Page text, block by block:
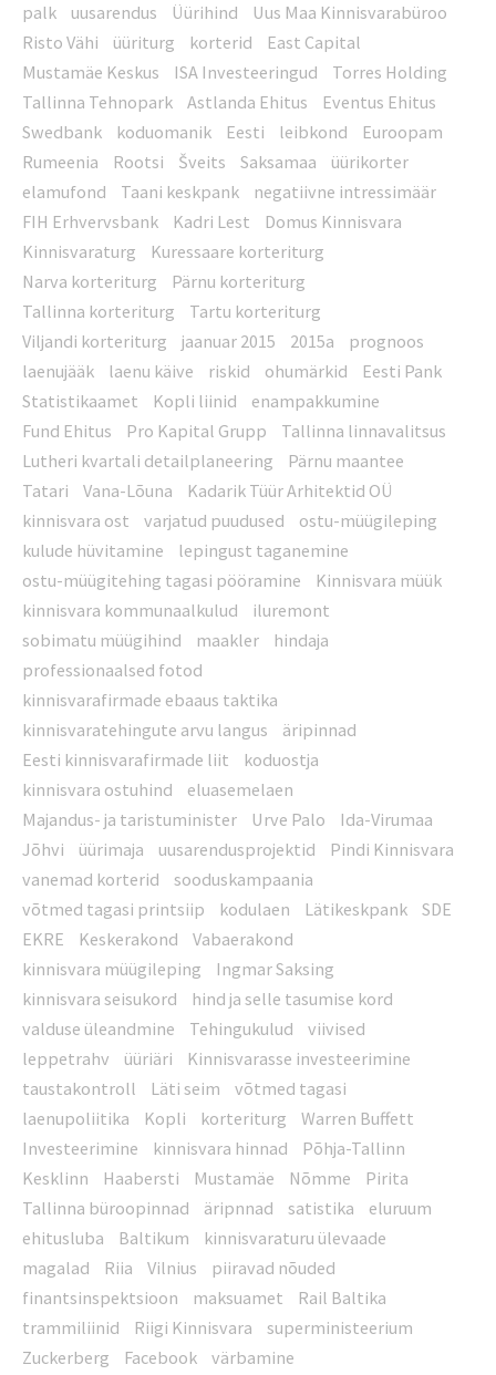
palk
uusarendus Üürihind
Uus Maa Kinnisvarabüroo
Risto Vähi
üüriturg korterid
East Capital
Mustamäe Keskus
ISA Investeeringud
Torres Holding
Tallinna Tehnopark
Astlanda Ehitus
Eventus Ehitus
Swedbank
koduomanik Eesti leibkond
Euroopam
Rumeenia
Rootsi Šveits Saksamaa
üürikorter
elamufond
Taani keskpank
negatiivne intressimäär
FIH Erhvervsbank
Kadri Lest
Domus Kinnisvara
Kinnisvaraturg
Kuressaare korteriturg
Narva korteriturg
Pärnu korteriturg
Tallinna korteriturg
Tartu korteriturg
Viljandi korteriturg
jaanuar 2015 2015a
prognoos
laenujääk
laenu käive riskid ohumärkid
Eesti Pank
Statistikaamet
Kopli liinid
enampakkumine
Fund Ehitus
Pro Kapital Grupp
Tallinna linnavalitsus
Lutheri kvartali detailplaneering
Pärnu maantee
Tatari
Vana-Lõuna
Kadarik Tüür Arhitektid OÜ
kinnisvara ost
varjatud puudused
ostu-müügileping
kulude hüvitamine
lepingust taganemine
ostu-müügitehing tagasi pööramine
Kinnisvara müük
kinnisvara kommunaalkulud
iluremont
sobimatu müügihind
maakler
hindaja
professionaalsed fotod
kinnisvarafirmade ebaaus taktika
kinnisvaratehingute arvu langus
äripinnad
Eesti kinnisvarafirmade liit
koduostja
kinnisvara ostuhind
eluasemelaen
Majandus- ja taristuminister
Urve Palo
Ida-Virumaa
Jõhvi
üürimaja uusarendusprojektid
Pindi Kinnisvara
vanemad korterid
sooduskampaania
võtmed tagasi printsiip
kodulaen Lätikeskpank
SDE
EKRE
Keskerakond
Vabaerakond
kinnisvara müügileping
Ingmar Saksing
kinnisvara seisukord
hind ja selle tasumise kord
valduse üleandmine
Tehingukulud
viivised
leppetrahv
üüriäri
Kinnisvarasse investeerimine
taustakontroll
Läti seim
võtmed tagasi
laenupoliitika
Kopli korteriturg
Warren Buffett
Investeerimine
kinnisvara hinnad
Põhja-Tallinn
Kesklinn
Haabersti Mustamäe Nõmme
Pirita
Tallinna büroopinnad
äripnnad satistika
eluruum
ehitusluba
Baltikum
kinnisvaraturu ülevaade
magalad
Riia Vilnius
piiravad nõuded
finantsinspektsioon
maksuamet
Rail Baltika
trammiliinid
Riigi Kinnisvara
superministeerium
Zuckerberg
Facebook
värbamine